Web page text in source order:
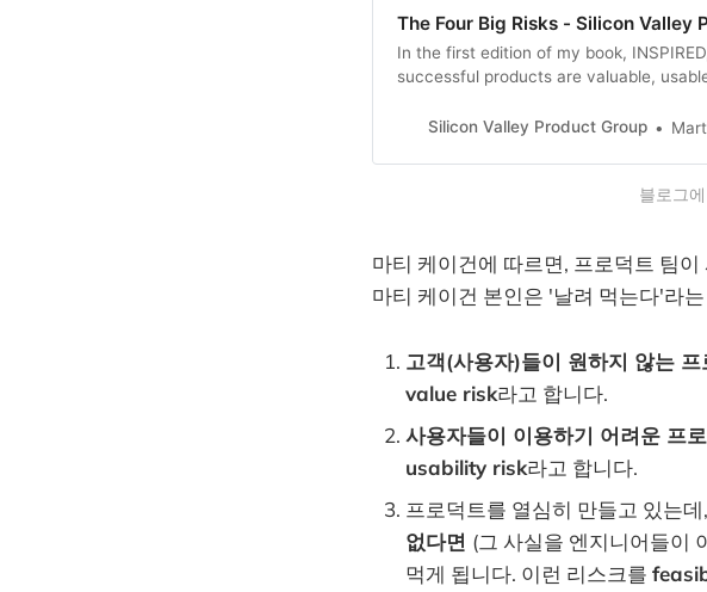
The Four Big Risks - Silicon Valley
In the first edition of my book,
successful products are valuable,
While it’s easy to remember these
Silicon Valley Product Group
블로그
마티 케이건에 따르면, 프로덕트 팀
마티 케이건 본인은 '날려 먹는다'라
고객(사용자)들이 원하지 않는 프
value risk라고 합니다.
사용자들이 이용하기 어려운 프
usability risk라고 합니다.
프로덕트를 열심히 만들고 있는
없다면 (그 사실을 엔지니어들이
먹게 됩니다. 이런 리스크를